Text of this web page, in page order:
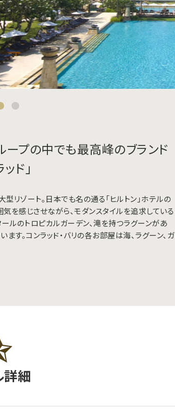
ープの中でも最高峰のブランド
ド」
リゾート。日本でも名の通る「ヒルトン」ホテルの
を感じさせながら、モダンスタイルを追求している
ルのトロピカルガーデン、滝を持つラグーンがあ
す。コンラッド・バリの各お部屋は海、ラグーン、ガ
詳細